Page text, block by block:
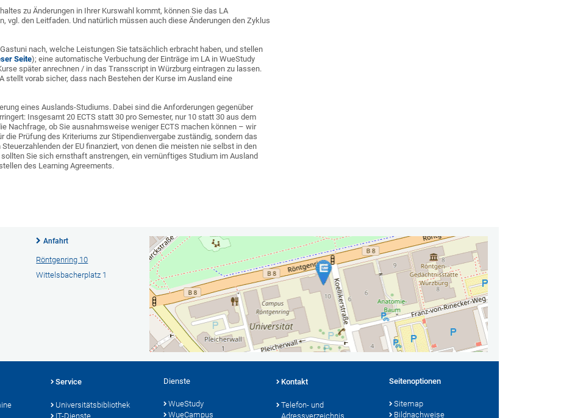
zu Änderungen in Ihrer Kurswahl kommt, können Sie das LA
vgl. den Leitfaden. Und natürlich müssen auch diese Änderungen den Zyklus
nach, welche Leistungen Sie tatsächlich erbracht haben, und stellen
Seite); eine automatische Verbuchung der Einträge im LA in WueStudy
später anrechnen / in das Transscript in Würzburg eintragen zu lassen.
stellt vorab sicher, dass nach Bestehen der Kurse im Ausland eine
eines Auslands-Studiums. Dabei sind die Anforderungen gegenüber
Insgesamt 20 ECTS statt 30 pro Semester, nur 10 statt 30 aus dem
Nachfrage, ob Sie ausnahmsweise weniger ECTS machen können – wir
Prüfung des Kriteriums zur Stipendienvergabe zuständig, sondern das
der EU finanziert, von denen die meisten nie selbst in den
Sie sich ernsthaft anstrengen, ein vernünftiges Studium im Ausland
des Learning Agreements.
Anfahrt
Röntgenring 10
Wittelsbacherplatz 1
Service
Universitätsbibliothek
IT-Dienste
Dienste
WueStudy
WueCampus
Kontakt
Telefon- und
Adressverzeichnis
Seitenoptionen
Sitemap
Bildnachweise